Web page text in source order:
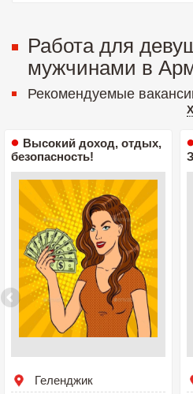
Работа для
мужчинами в
Рекомендуемые
Высокий доход, отдых,
безопасность!
Геленджик